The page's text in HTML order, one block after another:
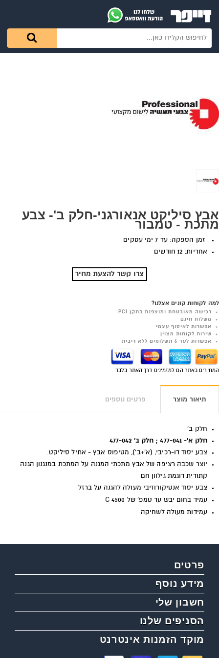
אבץ סיליקט אנאורגני-חלק ב'- צבע
מתכת - טמבור
זמן הספקה: עד 7 ימי עסקים
אחריות: 12 חודשים
צרו קשר להצעת מחיר
למה לקוחות קונים אצלנו?
רכישה מאובטחת ומוצפנת בתקן PCI
משלוח חינם
אפשרות לאיסוף עצמי
שירות לקוחות מצוין
אפשרות לעד 6 תשלומים ללא ריבית
המחירים באתר הם למזמינים דרך האתר בלבד
תיאור מוצר פרטים נוספים
חלק ב'
חלק א'- 477-041 ; חלק ב' 477-042
צבע יסוד דו-רכיבי, (א'+ב'), מטיפוס אבץ - אתיל סיליקט.
יוצר שכבה רציפה של אבץ מתכתי המגנה על המתכת במנגנון הגנה
קתודית דוגמת גילוון חם
צבע יסוד אנטיקורוזיבי מעולה להגנה על ברזל
עמיד בחום יבש עד טמפ' של C 4500
עמידות מעולה לשחיקה
פרטים
מידע נוסף
חשבון שלי
הסניפים שלנו
מוקד הזמנות אינטרנט